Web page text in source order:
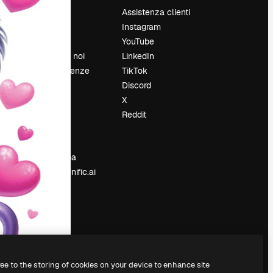
Prezzi
Lavora con noi
Cerca tendenze
Blog
Eventi
Vendi i tuoi
contenuti
Sala stampa
Cerchi magnific.ai
Assistenza clienti
Instagram
YouTube
LinkedIn
TikTok
Discord
X
Reddit
to the storing of cookies on your device to enhance site